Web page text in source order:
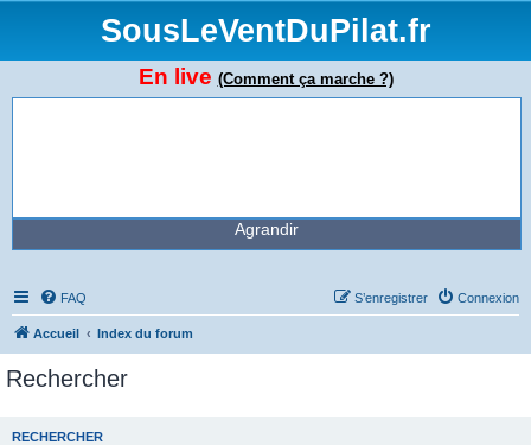
SousLeVentDuPilat.fr
En live (Comment ça marche ?)
Agrandir
FAQ Connexion
S’enregistrer
Accueil Index du forum
Rechercher
RECHERCHER